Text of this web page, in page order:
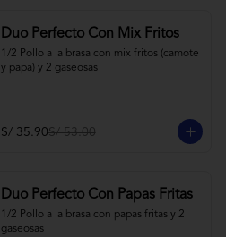
Duo Perfecto Con Mix Fritos
1/2 Pollo a la brasa con mix fritos (camote
y papa) y 2 gaseosas
S/ 35.90S/ 53.00
Duo Perfecto Con Papas Fritas
1/2 Pollo a la brasa con papas fritas y 2
gaseosas